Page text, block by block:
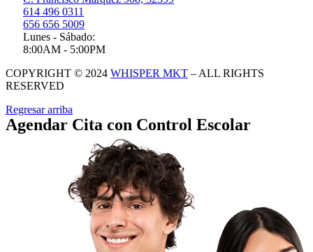
614 496 0311
656 656 5009
Lunes - Sábado:
8:00AM - 5:00PM
COPYRIGHT © 2024 WHISPER MKT – ALL RIGHTS
RESERVED
Regresar arriba
Agendar Cita con Control Escolar